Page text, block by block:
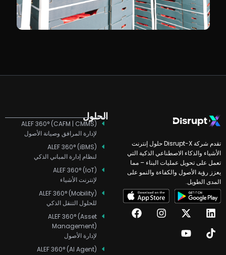
تقدم شركة Disrupt-X حلول إنترنت
الأشياء والذكاء الاصطناعي الذكية التي
تعمل على تحويل عمليات البناء – مما
يعزز رؤية الأصول والكفاءة والنمو على
المدى الطويل.
L
i
n
k
X
-
t
w
I
n
F
a
T
i
k
t
Y
o
u
t
الحلول
ALEF 360° (CAFM | CMMS)
لإدارة المرافق وصيانة الأصول
ALEF 360° (iBMS)
لنظام إدارة المباني الذكي
ALEF 360° (IoT)
لإنترنت الأشياء
ALEF 360° (Mobility)
للحلول التنقل الذكي
ALEF 360° (Asset
Management)
لإدارة الأصول
ALEF 360° (AI Agent)